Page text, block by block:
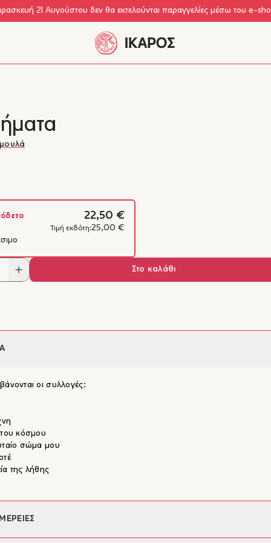
21 Αυγούστου δεν θα εκτελούνται παραγγελίες μέσω του e-
22,50 €
Τιμή εκδότη:25,00 €
Στο καλάθι
οι συλλογές:
κόσμου
σώμα μου
της λήθης